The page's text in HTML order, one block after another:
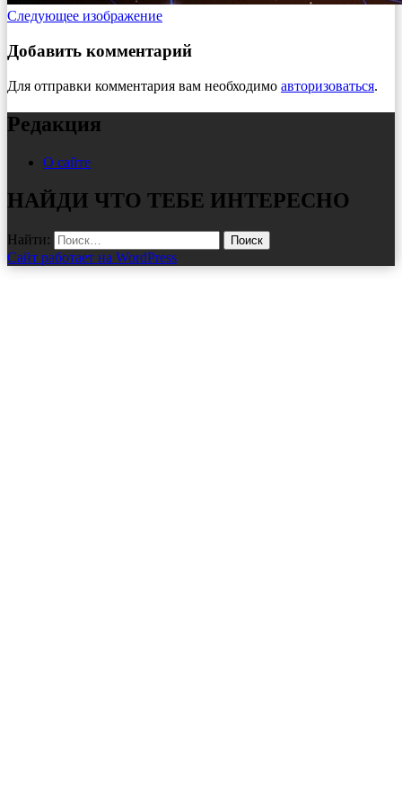
Следующее изображение
Добавить комментарий
Для отправки комментария вам необходимо авторизоваться.
Редакция
О сайте
НАЙДИ ЧТО ТЕБЕ ИНТЕРЕСНО
Найти:
Сайт работает на WordPress